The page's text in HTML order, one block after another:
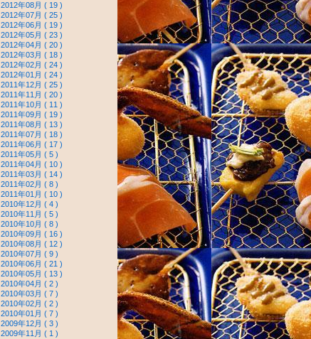
2012年08月 ( 19 )
2012年07月 ( 25 )
2012年06月 ( 19 )
2012年05月 ( 23 )
2012年04月 ( 20 )
2012年03月 ( 18 )
2012年02月 ( 24 )
2012年01月 ( 24 )
2011年12月 ( 25 )
2011年11月 ( 20 )
2011年10月 ( 11 )
2011年09月 ( 19 )
2011年08月 ( 13 )
2011年07月 ( 18 )
2011年06月 ( 17 )
2011年05月 ( 5 )
2011年04月 ( 10 )
2011年03月 ( 14 )
2011年02月 ( 8 )
2011年01月 ( 10 )
2010年12月 ( 4 )
2010年11月 ( 5 )
2010年10月 ( 8 )
2010年09月 ( 16 )
2010年08月 ( 12 )
2010年07月 ( 9 )
2010年06月 ( 21 )
2010年05月 ( 13 )
2010年04月 ( 2 )
2010年03月 ( 7 )
2010年02月 ( 2 )
2010年01月 ( 7 )
2009年12月 ( 3 )
2009年11月 ( 1 )